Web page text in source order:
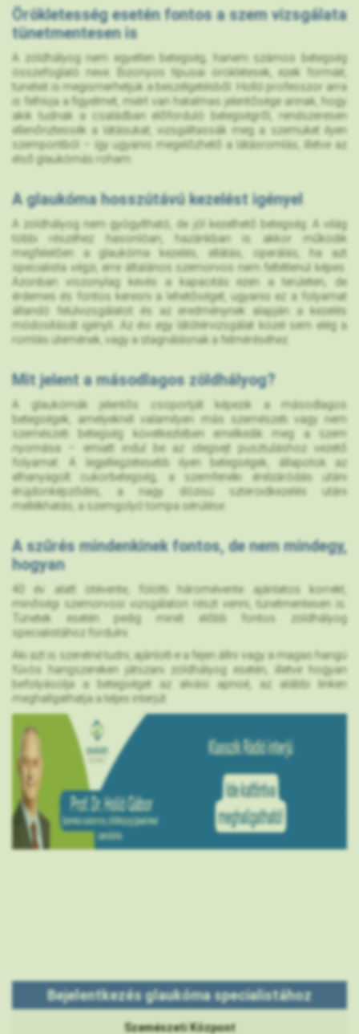
Örökletesség esetén fontos a szem vizsgálata
tünetmentesen is
A zöldhályog nem egyetlen betegség, hanem számos betegség
összefoglaló neve. Bizonyos típusai örökletesek, ezek formáit,
tüneteit is megismerhetjük a beszélgetésből. Holló professzor arra
is felhívja a figyelmet, miért van hatalmas jelentősége annak, hogy
akik tudnak a családban előforduló betegségről, rendszeresen
ellenőriztessék a látásukat, vizsgáltassák meg a szemüket ilyen
szempontból – így ugyanis megelőzhető a látásromlás, illetve az
első glaukómás roham.
A glaukóma hosszútávú kezelést igényel
A zöldhályog nem gyógyítható, de jól kezelhető betegség. A világ
többi részéhez hasonlóan, hazánkban is akkor működik
megfelelően a glaukóma kezelés, ellátás, operálás, ha azt
specialista végzi, erre általános szemorvos nem feltétlenül képes.
Azonban viszonylag kevés a kapacitás ezen a területen, de
érdemes és fontos keresni a lehetőséget, ugyanis ez a folyamat
állandó felülvizsgálatot és az eredménynek alapján a kezelés
módosítását igényli. Az évi egy látótérvizsgálat közel sem elég a
romlás ütemének, vagy a stagnálásnak a felméréséhez.
Mit jelent a másodlagos zöldhályog?
A glaukómák jelentős csoportját képezik a másodlagos
betegségek, amelyeknél valamilyen más szemészeti vagy nem
szemészeti betegség következtében emelkedik meg a szem
nyomása – emiatt indul be az idegsejt pusztuláshoz vezető
folyamat. A legjellegzetesebb ilyen betegségek, állapotok az
elhanyagolt cukorbetegség, a szemfenéki érelzáródás utáni
érújdonképződés, a nagy dózisú szteroidkezelés utáni
mellékhatás, a szemgolyó tompa sérülése.
A szűrés mindenkinek fontos, de nem mindegy,
hogyan
40 év alatt ötévente, fölötti háromévente ajánlatos korrekt,
minőségi szemorvosi vizsgálaton részt venni, tünetmentesen is.
Tünetek esetén pedig minél előbb fontos zöldhályog
specialistához fordulni.
Aki azt is szeretné tudni, ajánlott-e a fejen állni vagy a magas hangú
fúvós hangszereken játszani zöldhályog esetén, illetve hogyan
befolyásolja a betegséget az alvási apnoé, az alábbi linken
meghallgathatja a teljes interjút:
Bejelentkezés glaukóma specialistához
Szemészeti Központ